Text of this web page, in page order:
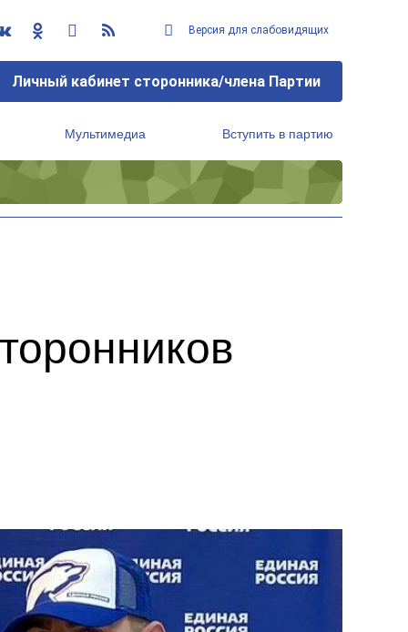
Версия для слабовидящих
Личный кабинет сторонника/члена Партии
Мультимедиа Вступить в партию